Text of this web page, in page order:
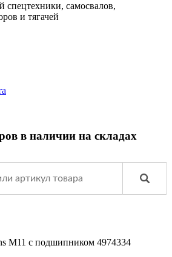
спецтехники, самосвалов,
и тягачей
в наличии на складах
M11 с подшипником 4974334